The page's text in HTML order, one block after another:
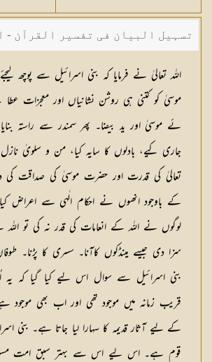
تسہیل البیان فی تفسیر القرآن -
شکیلہ بنت میاں فضل حسین
اللہ تعالیٰ نے فرمایا کہ بنی اسرائیل سے پوچھ
موسیٰ کو کتنی ہی روشن نشانیاں اور معجزات
ئے موسیٰ اور ید بیضا۔ پھر سمندر سے راستہ
جاری کیے، بادلوں کا سایہ كیا، من و سلویٰ نازل
تعالیٰ کی قدرت اور حضرت موسیٰ کی صداقت کی
کے باوجود انھوں نے احکام الٰہی سے اعراض
لوگوں نے اللہ کے انعامات کی قدر نہ کی تو
سزا دی جیسے مینڈکوں کاآنا۔ سسری کا پڑنا۔
بنی اسرائیل سے سوال اس لیے کیا گیا کہ
قریب زمانہ میں موجود تھی اور اب بھی موجود
کے لیے آثار قدیمہ کا سہارا لیا جاتا ہے۔ بنی
قوم ہے۔ اس لیے اس سے بہتر سبق امت